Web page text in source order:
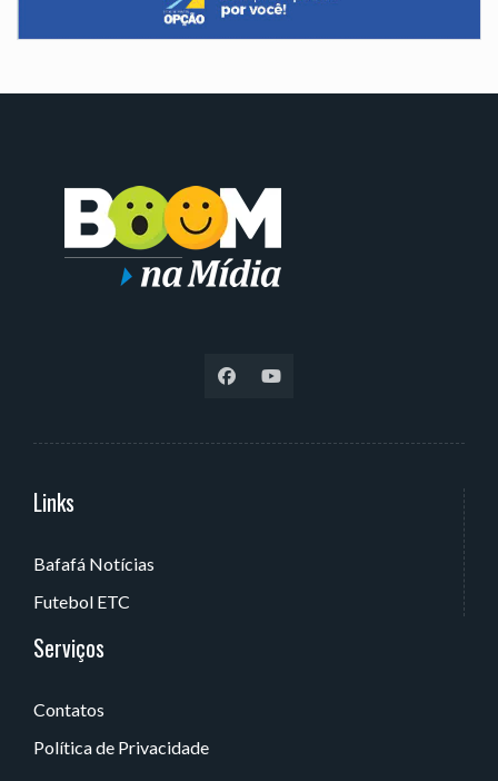
Links
Bafafá Notícias
Futebol ETC
Serviços
Contatos
Política de Privacidade
Serviços